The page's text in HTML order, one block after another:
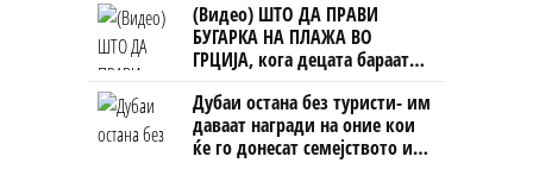
(Видео) ШТО ДА ПРАВИ
БУГАРКА НА ПЛАЖА ВО
ГРЦИЈА, кога децата бараат
домашно месо
Дубаи остана без туристи- им
даваат награди на оние кои
ќе го донесат семејството или